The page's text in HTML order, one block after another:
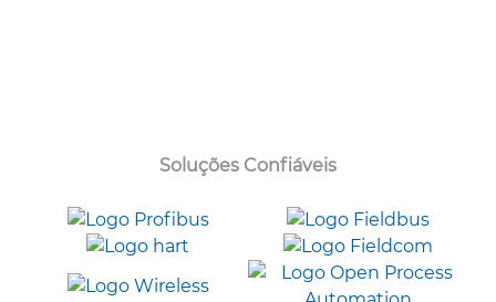
Soluções Confiáveis